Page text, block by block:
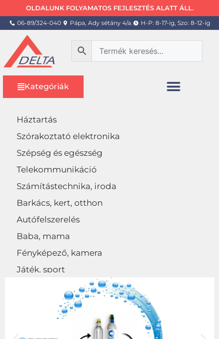
OLDALUNK FOLYAMATOS FEJLESZTÉS ALATT ÁLL.
06-89/324-040 Pápa, Ady sétány 4/a. H-P: 8-17-ig, Szo: 8-12-ig
Kategóriák
Háztartás
Szórakoztató elektronika
Szépség és egészség
Telekommunikáció
Számítástechnika, iroda
Barkács, kert, otthon
Autófelszerelés
Baba, mama
Fényképező, kamera
Játék, sport